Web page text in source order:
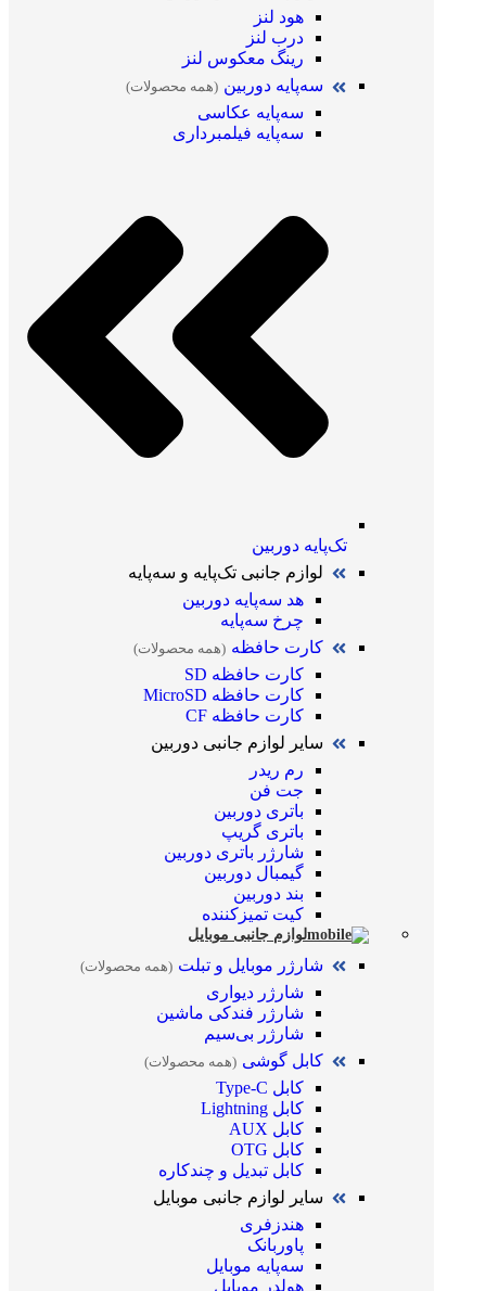
هود لنز
درب لنز
رینگ معکوس لنز
سه‌پایه دوربین (همه محصولات)
سه‌پایه عکاسی
سه‌پایه فیلمبرداری
تک‌پایه دوربین
لوازم جانبی تک‌پایه و سه‌پایه
هد سه‌پایه دوربین
چرخ سه‌پایه
کارت حافظه (همه محصولات)
کارت حافظه SD
کارت حافظه MicroSD
کارت حافظه CF
سایر لوازم جانبی دوربین
رم ریدر
جت فن
باتری دوربین
باتری گریپ
شارژر باتری دوربین
گیمبال دوربین
بند دوربین
کیت تمیز‌کننده
لوازم جانبی موبایل
شارژر موبایل و تبلت (همه محصولات)
شارژر دیواری
شارژر فندکی ماشین
شارژر بی‌سیم
کابل گوشی (همه محصولات)
کابل Type-C
کابل Lightning
کابل AUX
کابل OTG
کابل تبدیل و چندکاره
سایر لوازم جانبی موبایل
هندزفری
پاوربانک
سه‌پایه موبایل
هولدر موبایل